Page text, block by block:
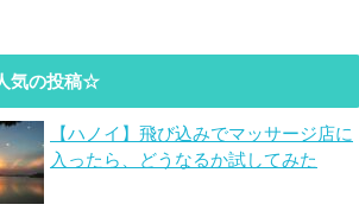
気の投稿☆
【ハノイ】飛び込みでマッサージ店に
入ったら、どうなるか試してみた